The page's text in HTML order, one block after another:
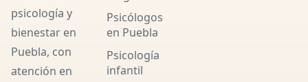
psicología y
bienestar en
Puebla, con
atención en
Psicólogos
en Puebla
Psicología
infantil